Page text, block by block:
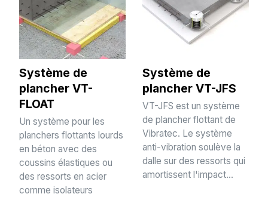
Système de
plancher VT-
FLOAT
Un système pour les
planchers flottants lourds
en béton avec des
coussins élastiques ou
des ressorts en acier
comme isolateurs
Système de
plancher VT-JFS
VT-JFS est un système
de plancher flottant de
Vibratec. Le système
anti-vibration soulève la
dalle sur des ressorts qui
amortissent l'impact...